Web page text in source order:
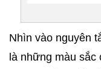
Nhìn vào nguyên
là những màu sắc